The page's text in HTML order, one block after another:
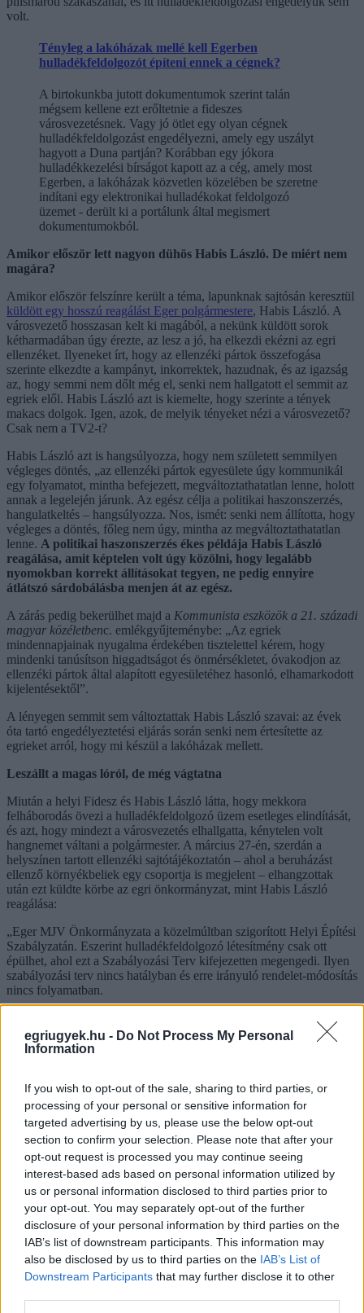
egriugyek.hu - Do Not Process My Personal
Information
If you wish to opt-out of the sale, sharing to third parties, or
processing of your personal or sensitive information for
targeted advertising by us, please use the below opt-out
section to confirm your selection. Please note that after your
opt-out request is processed you may continue seeing
interest-based ads based on personal information utilized by
us or personal information disclosed to third parties prior to
your opt-out. You may separately opt-out of the further
disclosure of your personal information by third parties on the
IAB’s list of downstream participants. This information may
also be disclosed by us to third parties on the IAB’s List of
Downstream Participants that may further disclose it to other
volt.
Tényleg a lakóházak mellé kell Egerben
hulladékfeldolgozót építeni ennek a cégnek?
A birtokunkba jutott dokumentumok szerint talán
mégsem kellene ezt erőltetnie a fideszes
városvezetésnek. Vagy jó ötlet egy olyan cégnek
hulladékfeldolgozást engedélyezni, amely egy uszályt
hagyott a Duna partján? Korábban egy jókora
hulladékkezelési bírságot kapott az a cég, amely most
Egerben, a lakóházak közvetlen közelében be szeretne
indítani egy elektronikai hulladékokat feldolgozó
üzemet - derült ki a portálunk által megismert
dokumentumokból.
Amikor először lett nagyon dühös Habis László. De miért nem
magára?
Amikor először felszínre került a téma, lapunknak sajtósán keresztül
küldött egy hosszú reagálást Eger polgármestere, Habis László. A
városvezető hosszasan kelt ki magából, a nekünk küldött sorok
kétharmadában úgy érezte, az lesz a jó, ha elkezdi ekézni az egri
ellenzéket. Ilyeneket írt, hogy az ellenzéki pártok összefogása
szerinte elkezdte a kampányt, inkorrektek, hazudnak, és az igazság
az, hogy semmi nem dőlt még el, senki nem hallgatott el semmit az
egriek elől. Habis László azt is kiemelte, hogy szerinte a tények
makacs dolgok. Igen, azok, de melyik tényeket nézi a városvezető?
Csak nem a TV2-t?
Habis László azt is hangsúlyozza, hogy nem született semmilyen
végleges döntés, „az ellenzéki pártok egyesülete úgy kommunikál
egy folyamatot, mintha befejezett, megváltoztathatatlan lenne, holott
annak a legelején járunk. Az egész célja a politikai haszonszerzés,
hangulatkeltés – hangsúlyozza. Nos, ismét: senki nem állította, hogy
végleges a döntés, főleg nem úgy, mintha az megváltoztathatatlan
lenne. A politikai haszonszerzés ékes példája Habis László
reagálása, amit képtelen volt úgy közölni, hogy legalább
nyomokban korrekt állításokat tegyen, ne pedig ennyire
átlátszó sárdobálásba menjen át az egész.
A zárás pedig bekerülhet majd a Kommunista eszközök a 21. századi
magyar közéletbenc. emlékgyűjteménybe: „Az egriek
mindennapjainak nyugalma érdekében tisztelettel kérem, hogy
mindenki tanúsítson higgadtságot és önmérsékletet, óvakodjon az
ellenzéki pártok által alapított egyesületéhez hasonló, elhamarkodott
kijelentésektől”.
A lényegen semmit sem változtattak Habis László szavai: az évek
óta tartó engedélyeztetési eljárás során senki nem értesítette az
egrieket arról, hogy mi készül a lakóházak mellett.
Leszállt a magas lóról, de még vágtatna
Miután a helyi Fidesz és Habis László látta, hogy mekkora
felháborodás övezi a hulladékfeldolgozó üzem esetleges elindítását,
és azt, hogy mindezt a városvezetés elhallgatta, kénytelen volt
hangnemet váltani a polgármester. A március 27-én, szerdán a
helyszínen tartott ellenzéki sajtótájékoztatón – ahol a beruházást
ellenző környékbeliek egy csoportja is megjelent – elhangzottak
után ezt küldte körbe az egri önkormányzat, mint Habis László
reagálása:
„Eger MJV Önkormányzata a közelmúltban szigorított Helyi Építési
Szabályzatán. Eszerint hulladékfeldolgozó létesítmény csak ott
épülhet, ahol ezt a Szabályozási Terv kifejezetten megengedi. Ilyen
szabályozási terv nincs hatályban és erre irányuló rendelet-módosítás
nincs folyamatban.
támogatom olyan hulladékfeldolgozó üzem létesítését, amely az
egészséget károsítja, a lakókörnyezetet vagy a természeti értékeket
Sajnálatos, hogy a Jobbik mögé bújt ellenzéki pártok egyesülete a
tényekkel nem törődve félelmet kelt az emberekben.”
Megferdült a valóság
Ami a reagálás elejét illeti: Egerben korábban nem volt szabályozva
az ilyen típusú hulladék behozatala és feldolgozása, azonban egy
idei rendeletmódosítás után szigorú feltételekkel ugyan, de lehet
behozni és feldolgozni olyan hulladékot is, amelyet az említett
vállalkozás szeretne. A polgármester ezt úgy kommunikálja, hogy ez
a helyi építési szabályzat csodás és varázslatos szigorítása. Hip-hip-
hurrá!
Itt van a vonatkozó rendelet releváns részlete: